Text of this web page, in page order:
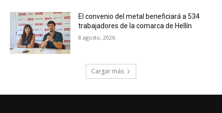
El convenio del metal beneficiará a 534
trabajadores de la comarca de Hellín
8 agosto, 2026
Cargar más